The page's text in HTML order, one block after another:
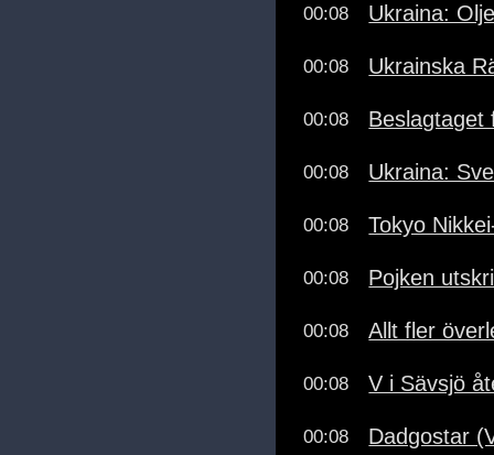
00:08 Ukraina:
00:08 Ukrainska
00:08 Beslagtaget
00:08 Ukraina:
00:08 Tokyo
00:08 Pojken
00:08 Allt fler
00:08 V i Sävsjö
00:08 Dadgostar